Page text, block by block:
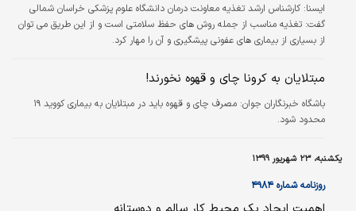
ايسنا: کارشناس ارشد تغذیه معاونت درمان دانشگاه علوم پزشکی خراسان شمالی
گفت: تغذیه مناسب از جمله روش های حفظ سلامتی است و از این طریق می توان
از بسیاری از بیماری های عفونی پیشگیری و آن را مهار کرد.
مبتلایان به کرونا چای و قهوه نخورند!
باشگاه خبرنگاران جوان:
مصرف چای و قهوه باید در مبتلایان به بیماری کووید ۱۹
محدود شود.
یکشنبه، ۲۳ شهریور ۱۳۹۹
روزنامه شماره ۴۹۸۴